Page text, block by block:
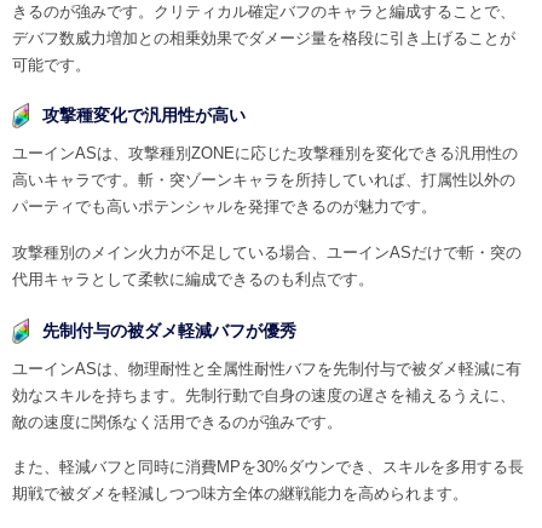
きるのが強みです。クリティカル確定バフのキャラと編成することで、
デバフ数威力増加との相乗効果でダメージ量を格段に引き上げることが
可能です。
攻撃種変化で汎用性が高い
ユーインASは、攻撃種別ZONEに応じた攻撃種別を変化できる汎用性の
高いキャラです。斬・突ゾーンキャラを所持していれば、打属性以外の
パーティでも高いポテンシャルを発揮できるのが魅力です。
攻撃種別のメイン火力が不足している場合、ユーインASだけで斬・突の
代用キャラとして柔軟に編成できるのも利点です。
先制付与の被ダメ軽減バフが優秀
ユーインASは、物理耐性と全属性耐性バフを先制付与で被ダメ軽減に有
効なスキルを持ちます。先制行動で自身の速度の遅さを補えるうえに、
敵の速度に関係なく活用できるのが強みです。
また、軽減バフと同時に消費MPを30%ダウンでき、スキルを多用する長
期戦で被ダメを軽減しつつ味方全体の継戦能力を高められます。